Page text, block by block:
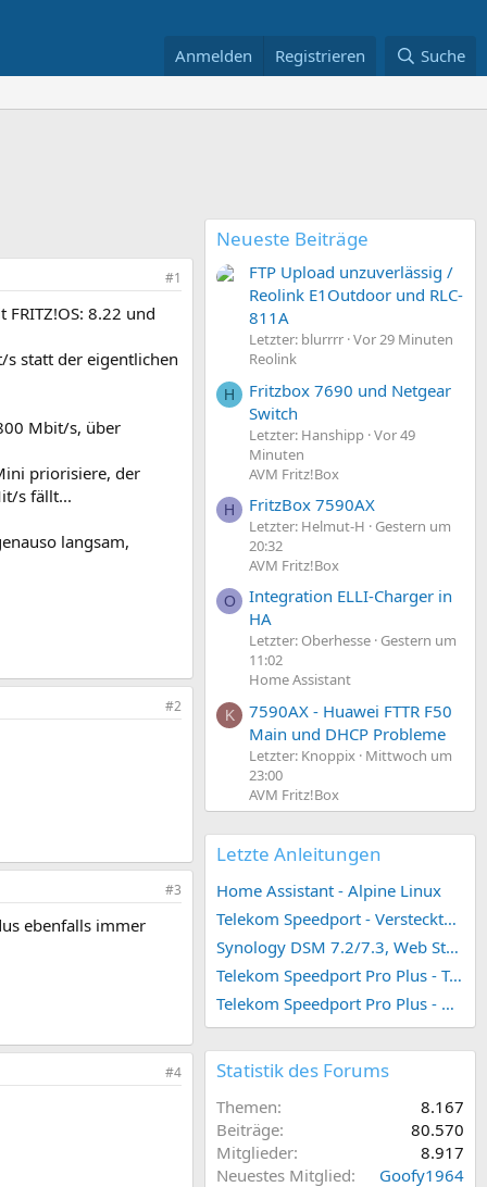
Anmelden Registrieren Suche
#1
8.22 und
s statt der eigentlichen
Mbit/s, über
priorisiere, der
s fällt...
langsam,
#2
#3
ebenfalls immer
#4
Neueste Beiträge
FTP Upload unzuverlässig /
Reolink E1Outdoor und RLC-
811A
Letzter: blurrrr Vor 29 Minuten
Reolink
H
Fritzbox 7690 und Netgear
Switch
Letzter: Hanshipp Vor 49
Minuten
AVM Fritz!Box
H FritzBox 7590AX
Letzter: Helmut-H
Gestern um
20:32
AVM Fritz!Box
O
Integration ELLI-Charger in
HA
Letzter: Oberhesse Gestern um
11:02
Home Assistant
K
7590AX - Huawei FTTR F50
Main und DHCP Probleme
Letzter: Knoppix
Mittwoch um
23:00
AVM Fritz!Box
Letzte Anleitungen
Home Assistant - Alpine Linux
Telekom Speedport - Versteckte Konfigurationen
Synology DSM 7.2/7.3, Web Station 4, Webdienst und Webportal erstellen (ehemals vHost)
Telekom Speedport Pro Plus - Telefonie einrichten
Telekom Speedport Pro Plus - Netzwerk einrichten
Statistik des Forums
Themen
8.167
Beiträge
80.570
Mitglieder
8.917
Neuestes Mitglied
Goofy1964